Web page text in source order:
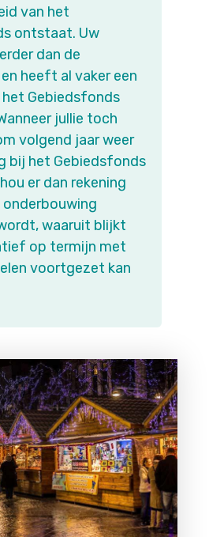
van het
ontstaat. Uw
dan de
heeft al vaker een
Gebiedsfonds
jullie toch
volgend jaar weer
bij het Gebiedsfonds
er dan rekening
waaruit blijkt
op termijn met
voortgezet kan